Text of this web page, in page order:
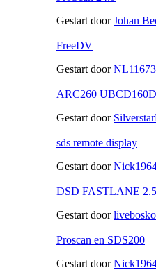
Gestart doorJohan
FreeDV
Gestart doorNL11673
ARC260
Gestart door
sds remote display
Gestart door
DSD FASTLANE
Gestart door
Proscan en SDS200
Gestart door